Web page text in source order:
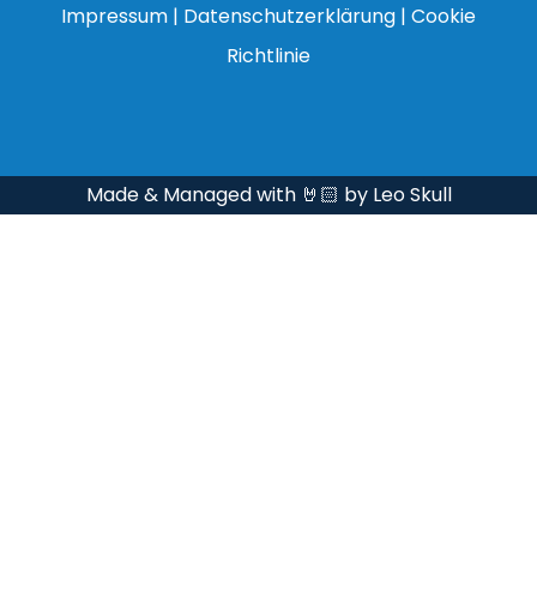
Impressum | Datenschutzerklärung | Cookie
Richtlinie
Made & Managed with 🤘🏻 by Leo Skull